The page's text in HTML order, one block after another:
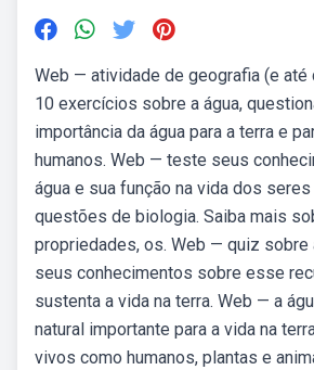
Web — atividade de geografia (e até
10 exercícios sobre a água,
importância da água para a terra e
humanos. Web — teste seus
água e sua função na vida dos
questões de biologia. Saiba mais
propriedades, os. Web — quiz sobre
seus conhecimentos sobre esse
sustenta a vida na terra. Web — a
natural importante para a vida na
vivos como humanos, plantas e